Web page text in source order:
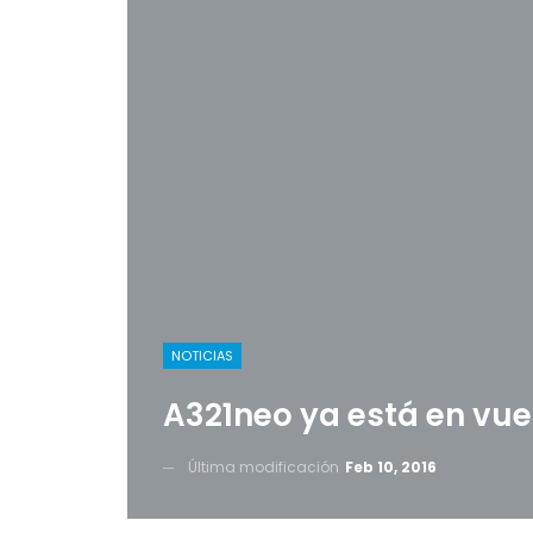
NOTICIAS
A321neo ya está en
Última modificación Feb 10, 2016